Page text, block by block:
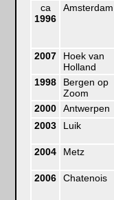
ca
1996
Amsterdam
2007
Hoek van
Holland
1998
Bergen op
Zoom
2000 Antwerpen
2003
Luik
2004 Metz
2006 Chatenois